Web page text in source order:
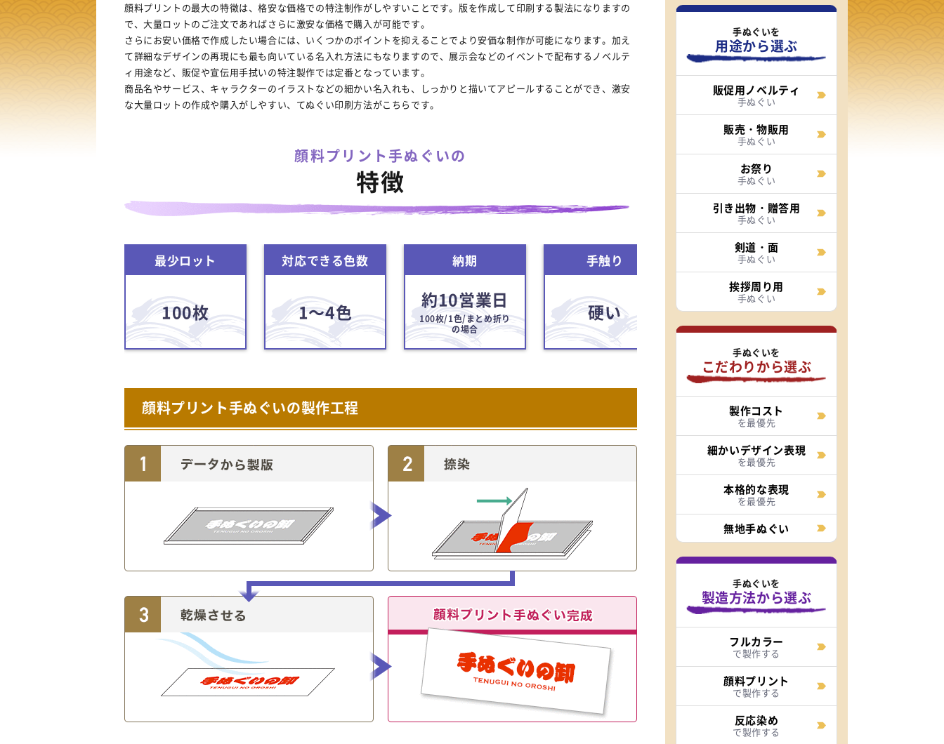
顔料プリントの最大の特徴は、格安な価格での特注制作がしやすいことです。版を作成して印刷する製法になりますの
で、大量ロットのご注文であればさらに激安な価格で購入が可能です。
さらにお安い価格で作成したい場合には、いくつかのポイントを抑えることでより安価な制作が可能になります。加え
て詳細なデザインの再現にも最も向いている名入れ方法にもなりますので、展示会などのイベントで配布するノベルテ
ィ用途など、販促や宣伝用手拭いの特注製作では定番となっています。
商品名やサービス、キャラクターのイラストなどの細かい名入れも、しっかりと描いてアピールすることができ、激安
な大量ロットの作成や購入がしやすい、てぬぐい印刷方法がこちらです。
顔料プリント手ぬぐいの
特徴
最少ロット
100枚
対応できる色数
1～4色
納期
約10営業日
100枚/1色/まとめ折り
の場合
手触り
硬い
にじみ
少ない
顔料プリント手ぬぐいの製作工程
手ぬぐいを
用途から選ぶ
販促用ノベルティ
手ぬぐい
販売・物販用
手ぬぐい
お祭り
手ぬぐい
引き出物・贈答用
手ぬぐい
剣道・面
手ぬぐい
挨拶周り用
手ぬぐい
手ぬぐいを
こだわりから選ぶ
製作コスト
を最優先
細かいデザイン表現
を最優先
本格的な表現
を最優先
無地手ぬぐい
手ぬぐいを
製造方法から選ぶ
フルカラー
で製作する
顔料プリント
で製作する
反応染め
で製作する